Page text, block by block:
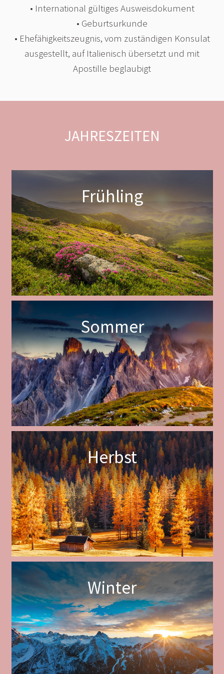
• International gültiges Ausweisdokument
• Geburtsurkunde
• Ehefähigkeitszeugnis, vom zuständigen Konsulat
ausgestellt, auf Italienisch übersetzt und mit
Apostille beglaubigt
JAHRESZEITEN
Frühling
Sommer
Herbst
Winter